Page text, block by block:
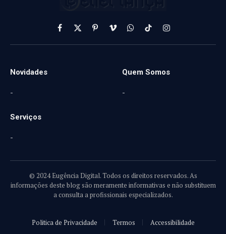
Facebook
X
(Twitter)
PinterestVimeoWhatsApp
TikTokInstagram
Novidades
-
Quem Somos
-
Serviços
-
© 2024 Eugência Digital. Todos os direitos reservados. As
informações deste blog são meramente informativas e não substituem
a consulta a profissionais especializados.
Politica de Privacidade Termos Accessibilidade